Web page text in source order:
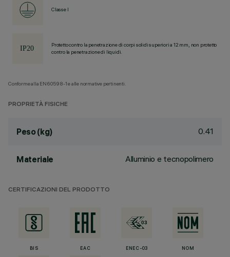
Classe I
Protetto contro la penetrazione di corpi solidi superiori a 12 mm, non protetto
contro la penetrazione di liquidi.
Conforme alla EN60598-1 e alle normative pertinenti.
PROPRIETÀ FISICHE
Peso (kg) 0.41
Materiale Alluminio e tecnopolimero
CERTIFICAZIONI DEL PRODOTTO
BIS EAC ENEC-03 NOM